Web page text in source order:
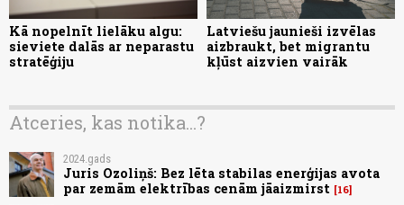
Kā nopelnīt lielāku algu:
sieviete dalās ar neparastu
stratēģiju
Latviešu jaunieši izvēlas
aizbraukt, bet migrantu
kļūst aizvien vairāk
Atceries, kas notika...?
2024.gads
Juris Ozoliņš: Bez lēta stabilas enerģijas avota
par zemām elektrības cenām jāaizmirst 16